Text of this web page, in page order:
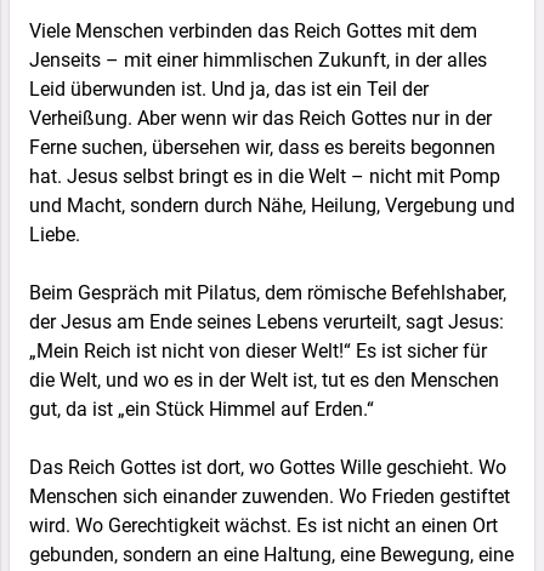
Viele Menschen verbinden das Reich Gottes mit dem
Jenseits – mit einer himmlischen Zukunft, in der alles
Leid überwunden ist. Und ja, das ist ein Teil der
Verheißung. Aber wenn wir das Reich Gottes nur in der
Ferne suchen, übersehen wir, dass es bereits begonnen
hat. Jesus selbst bringt es in die Welt – nicht mit Pomp
und Macht, sondern durch Nähe, Heilung, Vergebung und
Liebe.
Beim Gespräch mit Pilatus, dem römische Befehlshaber,
der Jesus am Ende seines Lebens verurteilt, sagt Jesus:
„Mein Reich ist nicht von dieser Welt!“ Es ist sicher für
die Welt, und wo es in der Welt ist, tut es den Menschen
gut, da ist „ein Stück Himmel auf Erden.“
Das Reich Gottes ist dort, wo Gottes Wille geschieht. Wo
Menschen sich einander zuwenden. Wo Frieden gestiftet
wird. Wo Gerechtigkeit wächst. Es ist nicht an einen Ort
gebunden, sondern an eine Haltung, eine Bewegung, eine